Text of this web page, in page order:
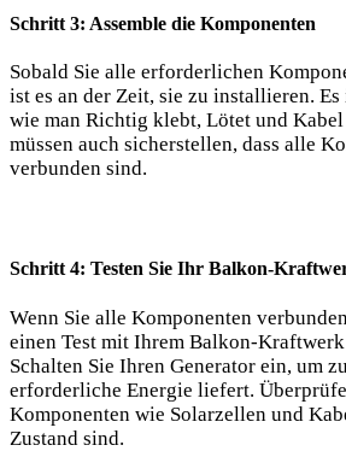
Schritt 3: Assemble die Komponenten
Sobald‌ Sie alle erforderlichen
ist es ‌an der​ Zeit, sie zu installieren.
wie man Richtig klebt,⁢ Lötet und
müssen auch sicherstellen, ‌dass alle
verbunden sind.
Schritt 4:⁣ Testen ⁢Sie​ Ihr Balkon-
Wenn Sie alle Komponenten
einen Test mit⁢ Ihrem Balkon-
Schalten ⁢Sie Ihren Generator ein, um
erforderliche Energie liefert.
‍Komponenten wie Solarzellen und⁤
Zustand sind.⁣